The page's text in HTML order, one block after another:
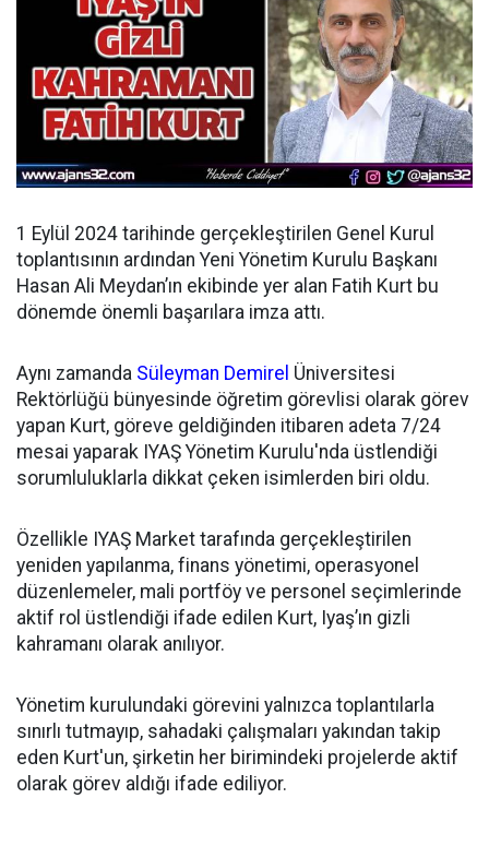
1 Eylül 2024 tarihinde gerçekleştirilen Genel Kurul
toplantısının ardından Yeni Yönetim Kurulu Başkanı
Hasan Ali Meydan’ın ekibinde yer alan Fatih Kurt bu
dönemde önemli başarılara imza attı.
Aynı zamanda Süleyman Demirel Üniversitesi
Rektörlüğü bünyesinde öğretim görevlisi olarak görev
yapan Kurt, göreve geldiğinden itibaren adeta 7/24
mesai yaparak IYAŞ Yönetim Kurulu'nda üstlendiği
sorumluluklarla dikkat çeken isimlerden biri oldu.
Özellikle IYAŞ Market tarafında gerçekleştirilen
yeniden yapılanma, finans yönetimi, operasyonel
düzenlemeler, mali portföy ve personel seçimlerinde
aktif rol üstlendiği ifade edilen Kurt, Iyaş’ın gizli
kahramanı olarak anılıyor.
Yönetim kurulundaki görevini yalnızca toplantılarla
sınırlı tutmayıp, sahadaki çalışmaları yakından takip
eden Kurt'un, şirketin her birimindeki projelerde aktif
olarak görev aldığı ifade ediliyor.